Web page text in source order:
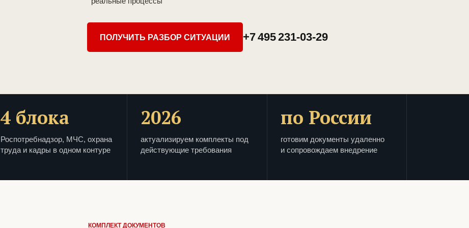
ПОЛУЧИТЬ РАЗБОР СИТУАЦИИ +7 495 231-03-29
4 блока
Роспотребнадзор, МЧС, охрана
труда и кадры в одном контуре
2026
актуализируем комплекты под
действующие требования
по России
готовим документы удаленно
и сопровождаем внедрение
КОМПЛЕКТ ДОКУМЕНТОВ